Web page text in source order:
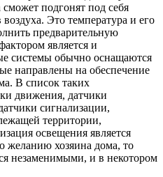
подгонят под себя
Это температура и его
предварительную
является и
системы обычно оснащаются
направлены на обеспечение
В список таких
движения, датчики
сигнализации,
территории,
освещения является
желанию хозяина дома, то
незаменимыми, и в некотором